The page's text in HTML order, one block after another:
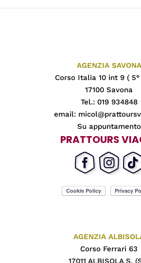
AGENZIA SAVONA
Corso Italia 10 int 9 ( 5°
17100 Savona
Tel.: 019 934848
email:
Su appuntamento
PRATTOURS
AGENZIA
Corso Ferrari 63
17011 ALBISOLA S.